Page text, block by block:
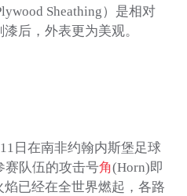
Sheathing）是相对
后，外表更为美观。
日在南非约翰内斯堡足球
赛队伍的攻击号角(Horn)即
已经在全世界燃起，各路